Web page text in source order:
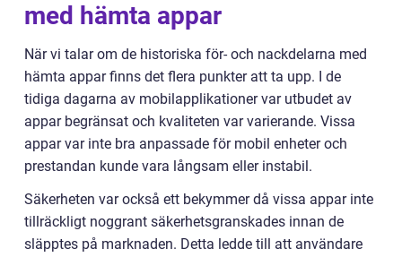
med hämta appar
När vi talar om de historiska för- och nackdelarna med
hämta appar finns det flera punkter att ta upp. I de
tidiga dagarna av mobilapplikationer var utbudet av
appar begränsat och kvaliteten var varierande. Vissa
appar var inte bra anpassade för mobil enheter och
prestandan kunde vara långsam eller instabil.
Säkerheten var också ett bekymmer då vissa appar inte
tillräckligt noggrant säkerhetsgranskades innan de
släpptes på marknaden. Detta ledde till att användare